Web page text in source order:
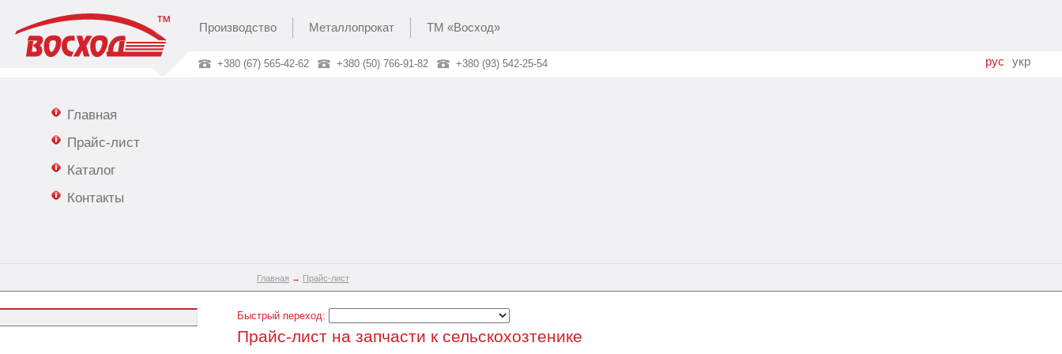
Производство Металлопрокат ТМ «Восход»
рус укр
+380 (67) 565-42-62 +380 (50) 766-91-82 +380 (93) 542-25-54
Главная
Прайс-лист
Каталог
Контакты
Главная → Прайс-лист
Быстрый переход:
Прайс-лист на запчасти к сельскохозтенике